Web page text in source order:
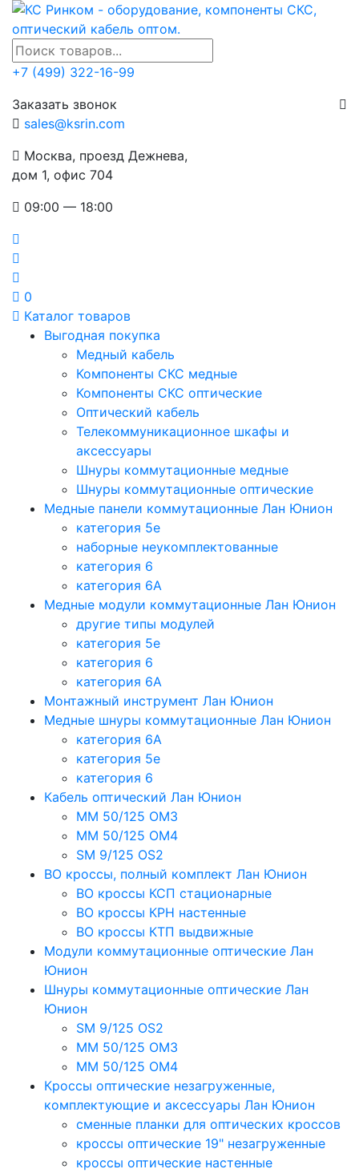
+7 (499) 322-16-99
Заказать звонок
sales@ksrin.com
Москва, проезд Дежнева,
дом 1, офис 704
09:00 — 18:00
0
Каталог товаров
Выгодная покупка
Медный кабель
Компоненты СКС медные
Компоненты СКС оптические
Оптический кабель
Телекоммуникационное шкафы и
аксессуары
Шнуры коммутационные медные
Шнуры коммутационные оптические
Медные панели коммутационные Лан Юнион
категория 5e
наборные неукомплектованные
категория 6
категория 6A
Медные модули коммутационные Лан Юнион
другие типы модулей
категория 5е
категория 6
категория 6A
Монтажный инструмент Лан Юнион
Медные шнуры коммутационные Лан Юнион
категория 6A
категория 5e
категория 6
Кабель оптический Лан Юнион
MM 50/125 OM3
MM 50/125 OM4
SM 9/125 OS2
ВО кроссы, полный комплект Лан Юнион
ВО кроссы КСП стационарные
ВО кроссы КРН настенные
ВО кроссы КТП выдвижные
Модули коммутационные оптические Лан
Юнион
Шнуры коммутационные оптические Лан
Юнион
SM 9/125 OS2
MM 50/125 OM3
MM 50/125 OM4
Кроссы оптические незагруженные,
комплектующие и аксессуары Лан Юнион
сменные планки для оптических кроссов
кроссы оптические 19" незагруженные
кроссы оптические настенные